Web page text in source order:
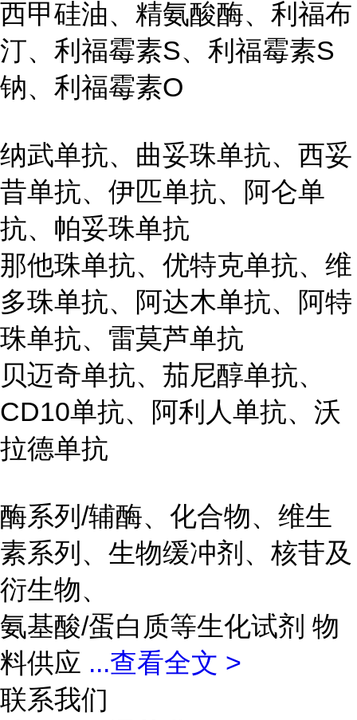
西甲硅油、精氨酸酶、利福布
汀、利福霉素S、利福霉素S
钠、利福霉素O
纳武单抗、曲妥珠单抗、西妥
昔单抗、伊匹单抗、阿仑单
抗、帕妥珠单抗
那他珠单抗、优特克单抗、维
多珠单抗、阿达木单抗、阿特
珠单抗、雷莫芦单抗
贝迈奇单抗、茄尼醇单抗、
CD10单抗、阿利人单抗、沃
拉德单抗
酶系列/辅酶、化合物、维生
素系列、生物缓冲剂、核苷及
衍生物、
氨基酸/蛋白质等生化试剂 物
料供应 ...查看全文 >
联系我们